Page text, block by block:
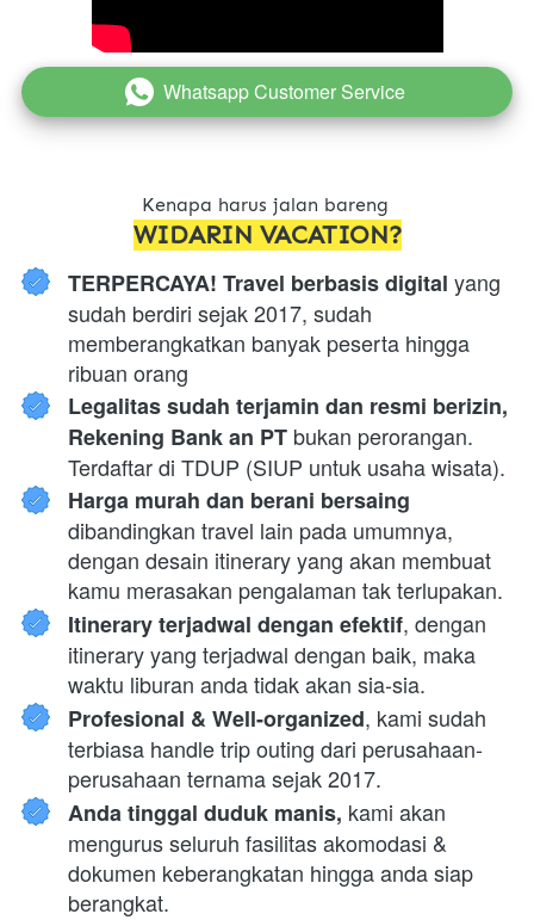
` Whatsapp Customer Service
Kenapa harus jalan bareng
WIDARIN VACATION?
TERPERCAYA! Travel berbasis digital yang
sudah berdiri sejak 2017, sudah
memberangkatkan banyak peserta hingga
ribuan orang
Legalitas sudah terjamin dan resmi berizin,
Rekening Bank an PT bukan perorangan.
Terdaftar di TDUP (SIUP untuk usaha wisata).
dibandingkan travel lain pada umumnya,
dengan desain itinerary yang akan membuat
kamu merasakan pengalaman tak terlupakan.
Itinerary terjadwal dengan efektif, dengan
itinerary yang terjadwal dengan baik, maka
waktu liburan anda tidak akan sia-sia.
Profesional & Well-organized, kami sudah
terbiasa handle trip outing dari perusahaan-
perusahaan ternama sejak 2017.
Anda tinggal duduk manis, kami akan
mengurus seluruh fasilitas akomodasi &
dokumen keberangkatan hingga anda siap
berangkat.